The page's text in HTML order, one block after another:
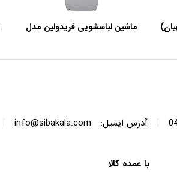
ماشین لباسشویی فریدولین مدل
| آدرس ایمیل: info@sibakala.com
|
با عمده کالا